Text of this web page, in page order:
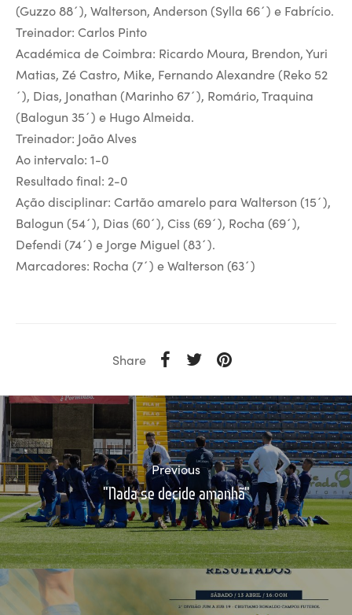
(Guzzo 88´), Walterson, Anderson (Sylla 66´) e Fabrício.
Treinador: Carlos Pinto
Académica de Coimbra: Ricardo Moura, Brendon, Yuri
Matias, Zé Castro, Mike, Fernando Alexandre (Reko 52
´), Dias, Jonathan (Marinho 67´), Romário, Traquina
(Balogun 35´) e Hugo Almeida.
Treinador: João Alves
Ao intervalo: 1-0
Resultado final: 2-0
Ação disciplinar: Cartão amarelo para Walterson (15´),
Balogun (54´), Dias (60´), Ciss (69´), Rocha (69´),
Defendi (74´) e Jorge Miguel (83´).
Marcadores: Rocha (7´) e Walterson (63´)
Share
Previous
"Nada se decide amanhã"